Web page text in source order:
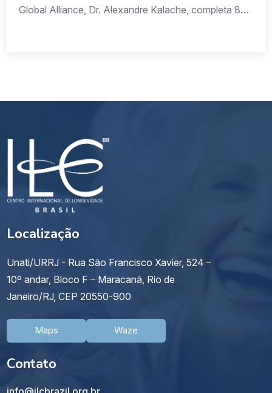
Global Alliance, Dr. Alexandre Kalache, completa 80
formação médica no Brasil, realizou mestrado e
Localização
Unati/URRJ - Rua São Francisco Xavier, 524 –
10º andar, Bloco F – Maracanã, Rio de
Janeiro/RJ, CEP 20550-900
Maps Waze
Contato